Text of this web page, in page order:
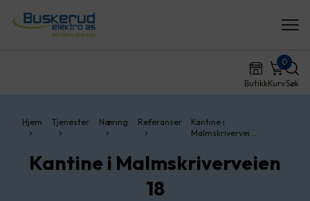
ButikkKurv
0
Søk
Hjem Tjenester Næring Referanser
Kantine i
Malmskrivervei…
Kantine i Malmskriverveien
18